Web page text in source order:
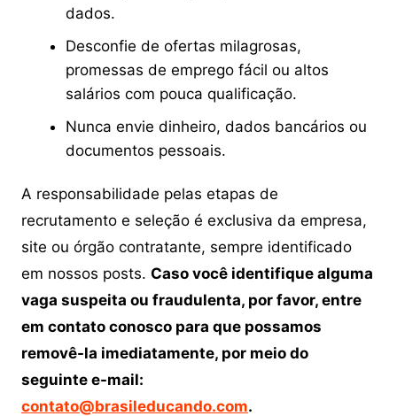
dados.
Desconfie de ofertas milagrosas,
promessas de emprego fácil ou altos
salários com pouca qualificação.
Nunca envie dinheiro, dados bancários ou
documentos pessoais.
A responsabilidade pelas etapas de
recrutamento e seleção é exclusiva da empresa,
site ou órgão contratante, sempre identificado
em nossos posts. Caso você identifique alguma
vaga suspeita ou fraudulenta, por favor, entre
em contato conosco para que possamos
removê-la imediatamente, por meio do
seguinte e-mail:
contato@brasileducando.com.